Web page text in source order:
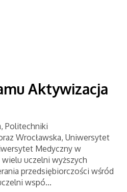
Aktywizacja
Politechniki
Wrocławska, Uniwersytet
Medyczny w
uczelni wyższych
przedsiębiorczości wśród
wspó...